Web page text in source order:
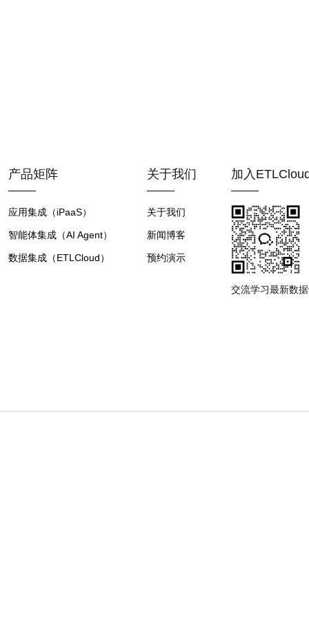
产品矩阵
应用集成（iPaaS）
智能体集成（AI Agent）
数据集成（ETLCloud）
关于我们
关于我们
新闻博客
预约演示
加入
交流学习最新数